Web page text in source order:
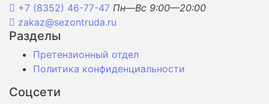
+7 (8352) 46-77-47 Пн—Вс 9:00—20:00
zakaz@sezontruda.ru
Разделы
Претензионный отдел
Политика конфиденциальности
Соцсети